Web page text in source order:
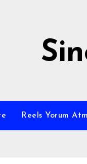
Reels Yorum